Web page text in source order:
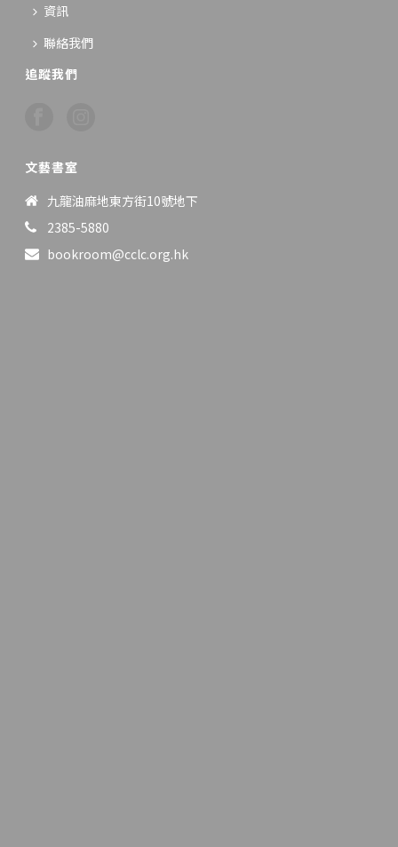
資訊
聯絡我們
追蹤我們
文藝書室
九龍油麻地東方街10號地下
2385-5880
bookroom@cclc.org.hk